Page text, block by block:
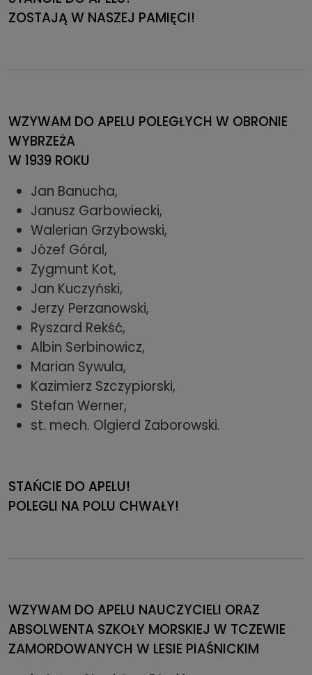
ZOSTAJĄ W NASZEJ PAMIĘCI!
WZYWAM DO APELU POLEGŁYCH W OBRONIE
WYBRZEŻA
W 1939 ROKU
Jan Banucha,
Janusz Garbowiecki,
Walerian Grzybowski,
Józef Góral,
Zygmunt Kot,
Jan Kuczyński,
Jerzy Perzanowski,
Ryszard Rekść,
Albin Serbinowicz,
Marian Sywula,
Kazimierz Szczypiorski,
Stefan Werner,
st. mech. Olgierd Zaborowski.
STAŃCIE DO APELU!
POLEGLI NA POLU CHWAŁY!
WZYWAM DO APELU NAUCZYCIELI ORAZ
ABSOLWENTA SZKOŁY MORSKIEJ W TCZEWIE
ZAMORDOWANYCH W LESIE PIAŚNICKIM